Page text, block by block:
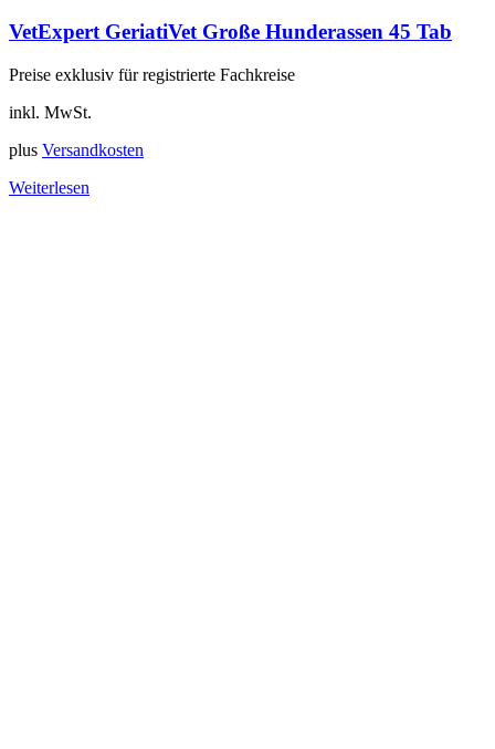
VetExpert GeriatiVet Große Hunderassen 45 Tab
Preise exklusiv für registrierte Fachkreise
inkl. MwSt.
plus Versandkosten
Weiterlesen